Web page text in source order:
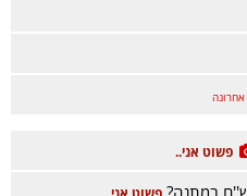
אחרונה
פשוט אני..